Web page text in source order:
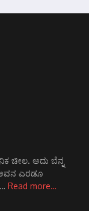
ಚೀಲ. ಅದು ಬೆನ್ನ
ಎರಡೂ
Read more…